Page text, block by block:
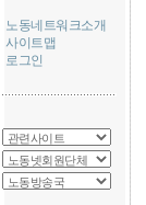
노동네트워크소개
사이트맵
로그인